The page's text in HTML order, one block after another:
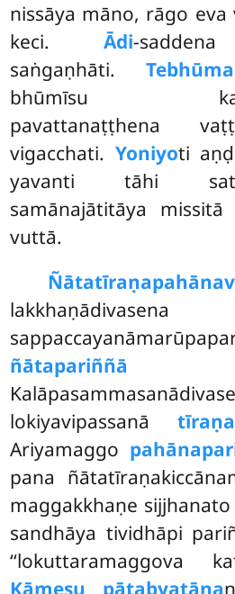
nissāya māno, rāgo eva
keci. Ādi-
saṅgaṇhāti.
bhūmīsu
pavattanaṭṭhena
vigacchati. Yoniyoti
yavanti tāhi
samānajātitāya missitā
vuttā.
lakkhaṇādivasena
ñātapariññā
lokiyavipassanā
Ariyamaggo
pana
maggakkhaṇe
sandhāya tividhāpi
‘‘lokuttaramaggova
Kāmesu pātabyatāna